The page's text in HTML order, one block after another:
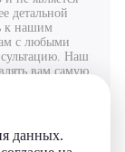
детальной
к нашим
с любыми
Наш
вам самую
за ваше
данных.